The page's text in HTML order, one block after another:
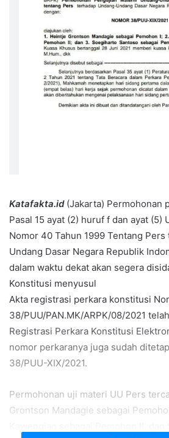
Katafakta.id(Jakarta) Permohonan
Pasal 15 ayat (2) huruf f dan ayat (5)
Nomor 40 Tahun 1999 Tentang
Undang Dasar Negara Republik
dalam waktu dekat akan segera
Konstitusi menyusul
Akta registrasi perkara konstitusi
38/PUU/PAN.MK/ARPK/08/2021
Registrasi Perkara Konstitusi
nomor perkaranya juga sudah
38/PUU-XIX/2021.
Permohonan uji materi UU Pers
Grontson Mandagie sebagai